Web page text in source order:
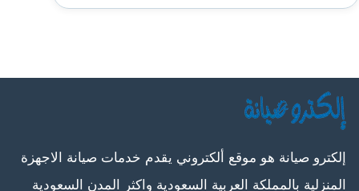
إلكترو صيانة هو موقع ألكتروني يقدم خدمات صيانة الاجهزة
المنزلية بالمملكة العربية السعودية واكثر المدن السعودية